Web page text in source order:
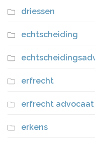
driessen
echtscheiding
erfrecht
erfrecht advocaat
erkens